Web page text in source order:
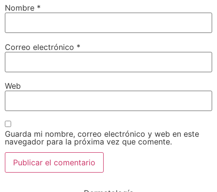
Nombre *
Correo electrónico *
Web
Guarda mi nombre, correo electrónico y web en este
navegador para la próxima vez que comente.